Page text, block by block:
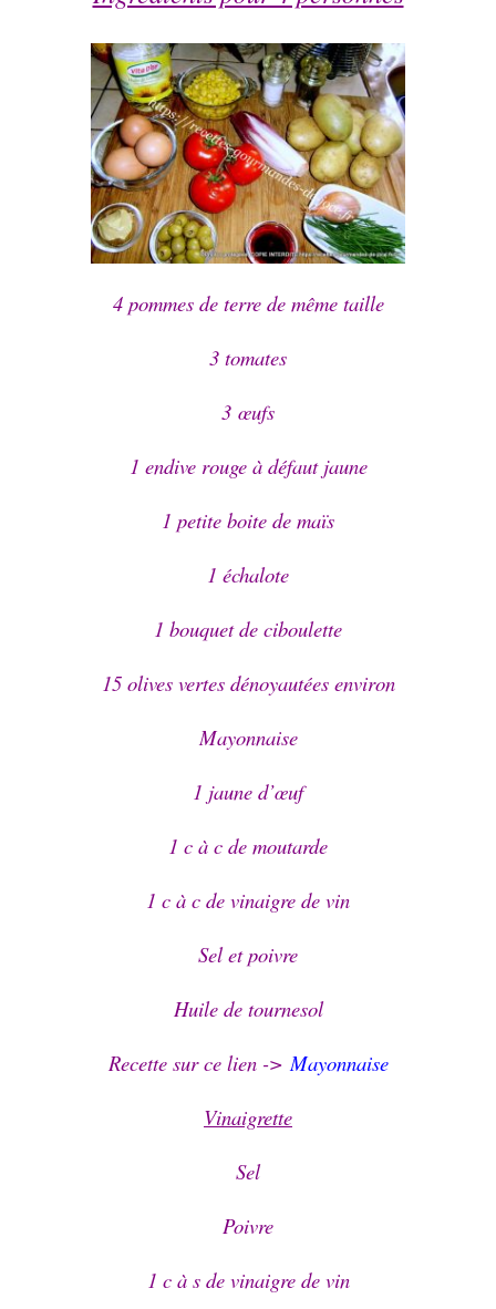
4 pommes de terre de même taille
3 tomates
3 œufs
1 endive rouge à défaut jaune
1 petite boite de maïs
1 échalote
1 bouquet de ciboulette
15 olives vertes dénoyautées environ
Mayonnaise
1 jaune d’œuf
1 c à c de moutarde
1 c à c de vinaigre de vin
Sel et poivre
Huile de tournesol
Recette sur ce lien ->Mayonnaise
Vinaigrette
Sel
Poivre
1 c à s de vinaigre de vin